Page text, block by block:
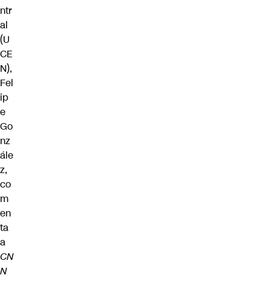
ntr
al
(U
CE
N),
Fel
ip
e
Go
nz
ále
z,
co
m
en
ta
a
CN
N